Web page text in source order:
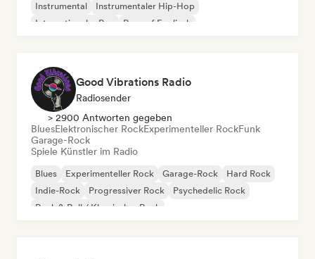
Instrumental
Instrumentaler Hip-Hop
Internationaler Rap
Rap auf Englisch
Good Vibrations Radio
Radiosender
> 2900 Antworten gegeben
BluesElektronischer RockExperimenteller RockFunk
Garage-Rock
Spiele Künstler im Radio
Blues Experimenteller Rock Garage-Rock
Hard Rock
Indie-Rock
Progressiver Rock
Psychedelic Rock
Rock & Roll / Klassischer Rock